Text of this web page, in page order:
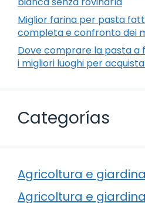
Miglior farina per pasta
completa e confronto dei
Dove comprare la pasta a
i migliori luoghi per
Categorías
Agricoltura e
Agricoltura e